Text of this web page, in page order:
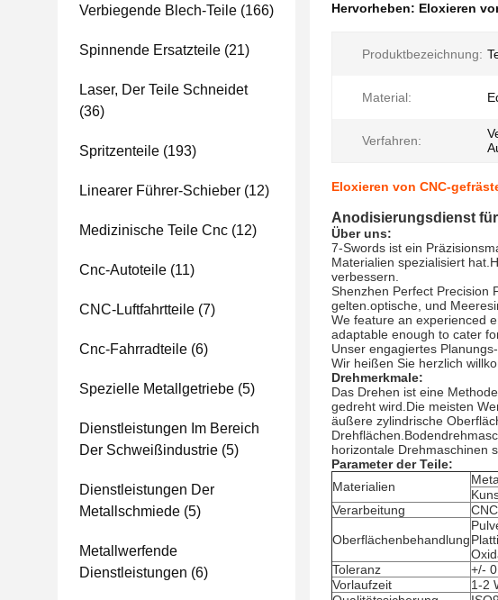
Verbiegende Blech-Teile (166)
Spinnende Ersatzteile (21)
Laser, Der Teile Schneidet
(36)
Spritzenteile (193)
Linearer Führer-Schieber (12)
Medizinische Teile Cnc (12)
Cnc-Autoteile (11)
CNC-Luftfahrtteile (7)
Cnc-Fahrradteile (6)
Spezielle Metallgetriebe (5)
Dienstleistungen Im Bereich
Der Schweißindustrie (5)
Dienstleistungen Der
Metallschmiede (5)
Metallwerfende
Dienstleistungen (6)
Hervorheben: Eloxieren
Produktbezeichnung:
Material:
Verfahren:
Eloxieren von CNC-
Anodisierungsdienst
Über uns:
7-Swords ist ein
Materialien spezialisiert
verbessern.
Shenzhen Perfect Precision
gelten.optische, und
We feature an experienced
adaptable enough to cater
Unser engagiertes
Wir heißen Sie herzlich
Drehmerkmale:
Das Drehen ist eine
gedreht wird.Die meisten
äußere zylindrische
horizontale Drehmaschinen
Parameter der Teile:
Materialien
Verarbeitung
Oberflächenbehandlung
Toleranz
+/-
Vorlaufzeit
1-2